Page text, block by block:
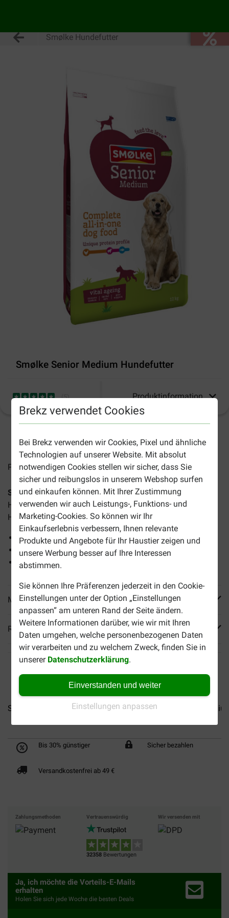
Brekz verwendet Cookies
Bei Brekz verwenden wir Cookies, Pixel und ähnliche
Technologien auf unserer Website. Mit absolut
notwendigen Cookies stellen wir sicher, dass Sie
sicher und reibungslos in unserem Webshop surfen
und einkaufen können. Mit Ihrer Zustimmung
verwenden wir auch Leistungs-, Funktions- und
Marketing-Cookies. So können wir Ihr
Einkaufserlebnis verbessern, Ihnen relevante
Produkte und Angebote für Ihr Haustier zeigen und
unsere Werbung besser auf Ihre Interessen
abstimmen.
Sie können Ihre Präferenzen jederzeit in den Cookie-
Einstellungen unter der Option „Einstellungen
anpassen“ am unteren Rand der Seite ändern.
Weitere Informationen darüber, wie wir mit Ihren
Daten umgehen, welche personenbezogenen Daten
wir verarbeiten und zu welchem Zweck, finden Sie in
unserer Datenschutzerklärung.
Einverstanden und weiter
Einstellungen anpassen
Smølke Hundefutter
Smølke Senior Medium Hundefutter
(5) Produktinformation
Preise inkl. MwSt zzgl.Versandkosten
Smølke Senior Medium Hundefutterist ein komplettes
Hundefutter mit natürlichen Zutaten. Dieses Futter ist für
Hunde mittelgroßer Rassen ab 7 Jahren bestimmt.
Hilft Gelenke flexibel zu halten
Trägt zu einem gesunden Alter bei
Hilft, die Zähne gesund zu halten
Mehr Produktinfos
Reviews
Smølke Adult Maxi Hundefutter Smølke Puppy Mini
Bis 30% günstiger Sicher bezahlen
Versandkostenfrei ab 49 €
Zahlungsmethoden Vertrauenswürdig
32358 Bewertungen
Wir versenden mit
Ja, ich möchte die Vorteils-E-Mails
erhalten
Holen Sie sich jede Woche die besten Deals